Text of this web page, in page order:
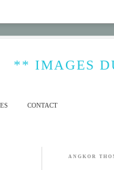
** IMAGES
CONTACT
ANGKOR